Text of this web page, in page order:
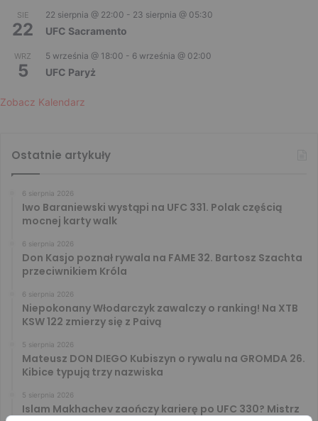
SIE
22
22 sierpnia @ 22:00 - 23 sierpnia @ 05:30
UFC Sacramento
WRZ
5
5 września @ 18:00 - 6 września @ 02:00
UFC Paryż
Zobacz Kalendarz
Ostatnie artykuły
6 sierpnia 2026
Iwo Baraniewski wystąpi na UFC 331. Polak częścią
mocnej karty walk
6 sierpnia 2026
Don Kasjo poznał rywala na FAME 32. Bartosz Szachta
przeciwnikiem Króla
6 sierpnia 2026
Niepokonany Włodarczyk zawalczy o ranking! Na XTB
KSW 122 zmierzy się z Paivą
5 sierpnia 2026
Mateusz DON DIEGO Kubiszyn o rywalu na GROMDA 26.
Kibice typują trzy nazwiska
5 sierpnia 2026
Islam Makhachev zaończy karierę po UFC 330? Mistrz